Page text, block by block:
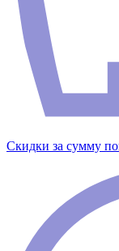
Скидки за сумму